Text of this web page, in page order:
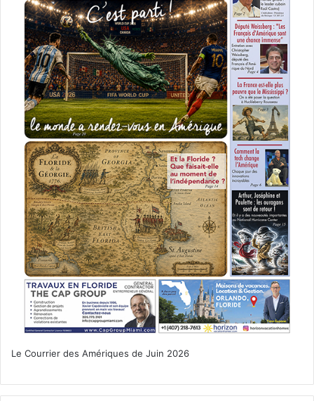
Le Courrier des Amériques de Juin 2026